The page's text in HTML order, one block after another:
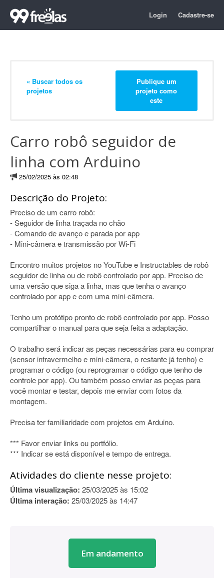
Login Cadastre-se
« Buscar todos os
projetos
Publique um
projeto como
este
Carro robô seguidor de
linha com Arduino
25/02/2025 às 02:48
Descrição do Projeto:
Preciso de um carro robô:
- Seguidor de linha traçada no chão
- Comando de avanço e parada por app
- Mini-câmera e transmissão por Wi-Fi
Encontro muitos projetos no YouTube e Instructables de robô
seguidor de linha ou de robô controlado por app. Preciso de
uma versão que siga a linha, mas que tenha o avanço
controlado por app e com uma mini-câmera.
Tenho um protótipo pronto de robô controlado por app. Posso
compartilhar o manual para que seja feita a adaptação.
O trabalho será indicar as peças necessárias para eu comprar
(sensor infravermelho e mini-câmera, o restante já tenho) e
programar o código (ou reprogramar o código que tenho de
controle por app). Ou também posso enviar as peças para
você montar e testar, depois me enviar com fotos da
montagem.
Precisa ter familiaridade com projetos em Arduino.
*** Favor enviar links ou portfólio.
*** Indicar se está disponível e tempo de entrega.
Atividades do cliente nesse projeto:
Última visualização: 25/03/2025 às 15:02
Última interação: 25/03/2025 às 14:47
Em andamento